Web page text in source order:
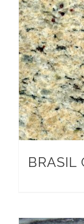
BRASIL